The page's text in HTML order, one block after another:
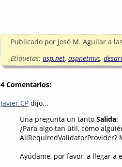
Publicado por José M. Aguilar a
Etiquetas: asp.net, aspnetmvc,
4 Comentarios:
Javier CP dijo...
Una pregunta un tanto Salida:
¿Para algo tan útil, cómo
AllRequiredValidatorProvider?
Ayúdame, por favor, a llegar a